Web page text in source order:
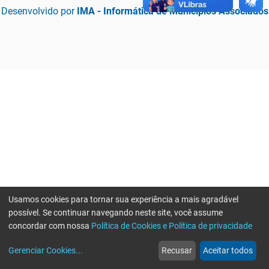
Desenvolvido por IMA - Informática de Municípios Associados
web
Notícias
more_horiz
Mais
Usamos cookies para tornar sua experiência a mais agradável
possível. Se continuar navegando neste site, você assume
concordar com nossa Política de Cookies e Política de privacidade
Gerenciar Cookies... Recusar Aceitar todos
Erro ao enviar informações, por favor tente novamente